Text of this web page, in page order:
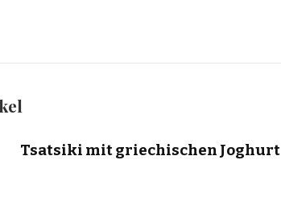
Tsatsiki mit griechischen Joghurt